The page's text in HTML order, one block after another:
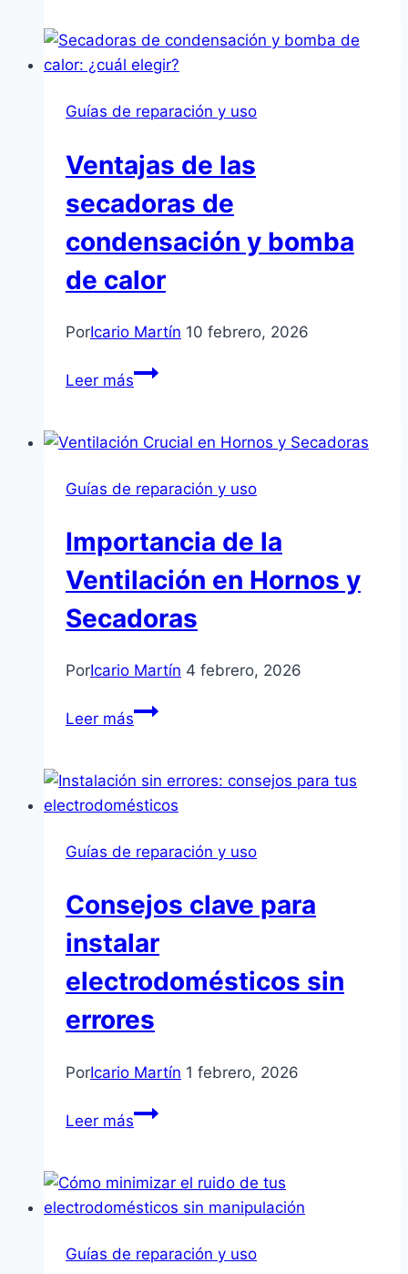
ideal
según
necesidades
uso
Guías de reparación y uso
Ventajas de las
secadoras de
condensación y bomba
de calor
PorIcario Martín 10 febrero, 2026
Leer másVentajas
secadoras
condensación
bomba
de
calor
Guías de reparación y uso
Importancia de la
Ventilación en Hornos y
Secadoras
PorIcario Martín 4 febrero, 2026
Leer másImportancia
Ventilación
en
y
Guías de reparación y uso
Consejos clave para
instalar
electrodomésticos sin
errores
PorIcario Martín 1 febrero, 2026
Leer másConsejos
instalar
electrodomésticos
errores
Guías de reparación y uso